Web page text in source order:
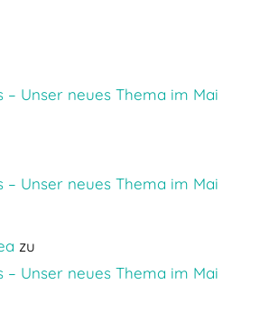
– Unser neues Thema im Mai
– Unser neues Thema im Mai
zu
– Unser neues Thema im Mai